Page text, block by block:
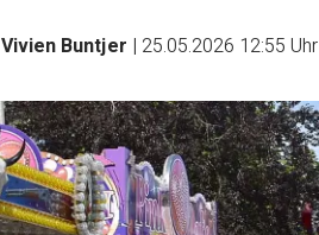
Vivien Buntjer | 25.05.2026 12:55 Uhr